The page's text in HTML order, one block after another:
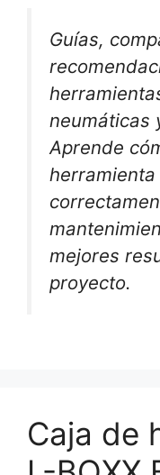
Guías,
neumáticas
Aprende
mejores
proyecto.
Caja de